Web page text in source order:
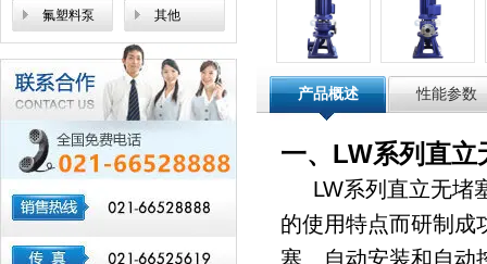
氟塑料泵 其他
产品概述 性能参数
一、LW系列直立
LW系列直立无堵
的使用特点而研制成
塞、自动安装和自动